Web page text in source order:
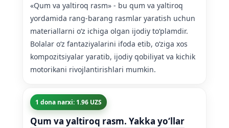
«Qum va yaltiroq rasm» - bu qum va yaltiroq
yordamida rang-barang rasmlar yaratish uchun
materiallarni oʻz ichiga olgan ijodiy toʻplamdir.
Bolalar oʻz fantaziyalarini ifoda etib, oʻziga xos
kompozitsiyalar yaratib, ijodiy qobiliyat va kichik
motorikani rivojlantirishlari mumkin.
1 dona narxi: 1.96 UZS
Qum va yaltiroq rasm. Yakka yoʻllar